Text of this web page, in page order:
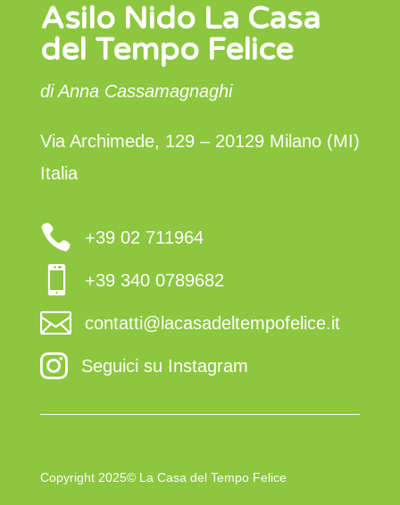
Asilo Nido La Casa
del Tempo Felice
di Anna Cassamagnaghi
Via Archimede, 129 – 20129 Milano (MI)
Italia
 +39 02 711964
 +39 340 0789682
 contatti@lacasadeltempofelice.it
 Seguici su Instagram
Copyright 2025© La Casa del Tempo Felice